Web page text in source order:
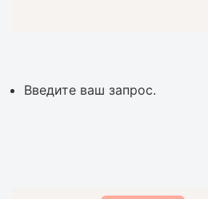
Введите ваш запрос.